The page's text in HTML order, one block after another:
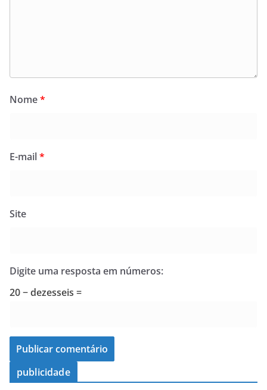
Nome*
E-mail*
Site
Digite uma resposta em números:
20 − dezesseis =
publicidade